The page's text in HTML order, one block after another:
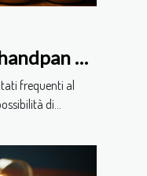
e
frequenti al
di...